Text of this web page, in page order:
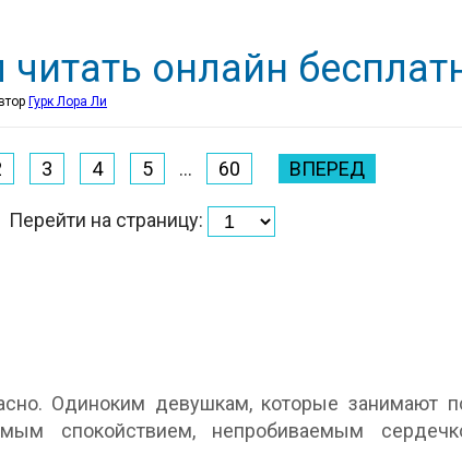
онлайн
Гурк Лора Ли
3 4 5 ... 60 ВПЕРЕД
Перейти на страницу:
Одиноким девушкам, которые занимают
спокойствием, непробиваемым